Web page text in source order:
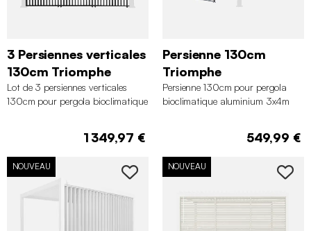
3 Persiennes verticales
130cm Triomphe
Lot de 3 persiennes verticales
130cm pour pergola bioclimatique
1 349,97 €
Persienne 130cm
Triomphe
Persienne 130cm pour pergola
bioclimatique aluminium 3x4m
549,99 €
NOUVEAU NOUVEAU